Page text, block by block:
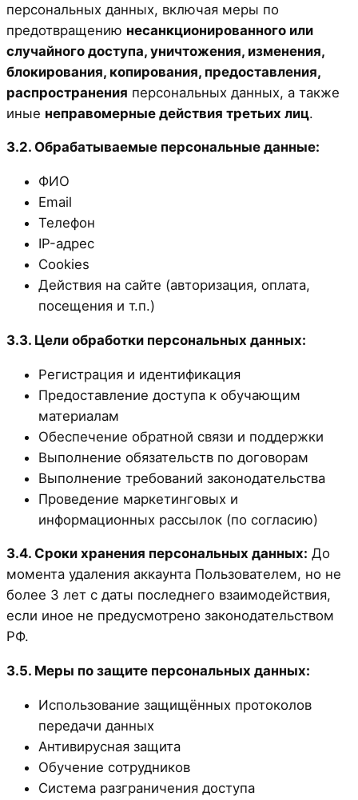
персональных данных, включая меры по
предотвращению несанкционированного или
случайного доступа, уничтожения, изменения,
блокирования, копирования, предоставления,
распространения персональных данных, а также
иные неправомерные действия третьих лиц.
3.2. Обрабатываемые персональные данные:
ФИО
Email
Телефон
IP-адрес
Cookies
Действия на сайте (авторизация, оплата,
посещения и т.п.)
3.3. Цели обработки персональных данных:
Регистрация и идентификация
Предоставление доступа к обучающим
материалам
Обеспечение обратной связи и поддержки
Выполнение обязательств по договорам
Выполнение требований законодательства
Проведение маркетинговых и
информационных рассылок (по согласию)
3.4. Сроки хранения персональных данных: До
момента удаления аккаунта Пользователем, но не
более 3 лет с даты последнего взаимодействия,
если иное не предусмотрено законодательством
РФ.
3.5. Меры по защите персональных данных:
Использование защищённых протоколов
передачи данных
Антивирусная защита
Обучение сотрудников
Система разграничения доступа